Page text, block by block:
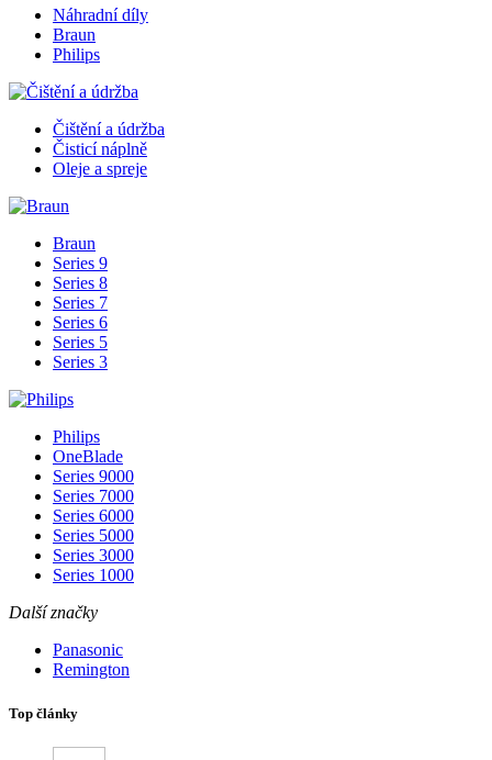
Náhradní díly
Braun
Philips
Čištění a údržba
Čisticí náplně
Oleje a spreje
Braun
Series 9
Series 8
Series 7
Series 6
Series 5
Series 3
Philips
OneBlade
Series 9000
Series 7000
Series 6000
Series 5000
Series 3000
Series 1000
Další značky
Panasonic
Remington
Top články